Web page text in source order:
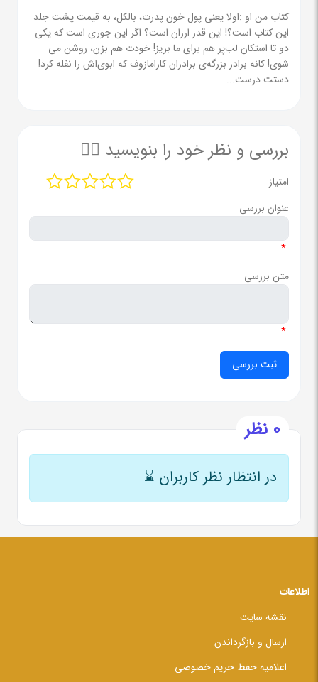
کتاب من او :اولا یعنی پول خون پدرت، بالکل، به قیمت پشت جلد
این کتاب است؟! این قدر ارزان است؟ اگر این جوری است که یکی
دو تا استکان لب‌پر هم برای ما بریز! خودت هم بزن، روشن می
شوی! کانه برادر بزرگه‌ی برادران کارامازوف که ابوی‌اش را نفله کرد!
دستت درست...
بررسی و نظر خود را بنویسید ✍🏻
امتیاز
عنوان بررسی
*
متن بررسی
*
0 نظر
در انتظار نظر کاربران ⌛
اطلاعات
نقشه سایت
ارسال و بازگرداندن
اعلامیه حفظ حریم خصوصی